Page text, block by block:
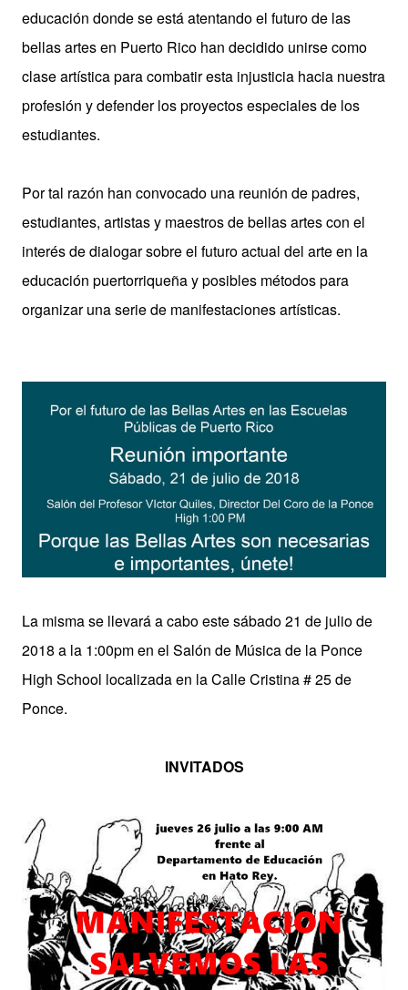
educación donde se está atentando el futuro de las
bellas artes en Puerto Rico han decidido unirse como
clase artística para combatir esta injusticia hacia nuestra
profesión y defender los proyectos especiales de los
estudiantes.
Por tal razón han convocado una reunión de padres,
estudiantes, artistas y maestros de bellas artes con el
interés de dialogar sobre el futuro actual del arte en la
educación puertorriqueña y posibles métodos para
organizar una serie de manifestaciones artísticas.
La misma se llevará a cabo este sábado 21 de julio de
2018 a la 1:00pm en el Salón de Música de la Ponce
High School localizada en la Calle Cristina # 25 de
Ponce.
INVITADOS